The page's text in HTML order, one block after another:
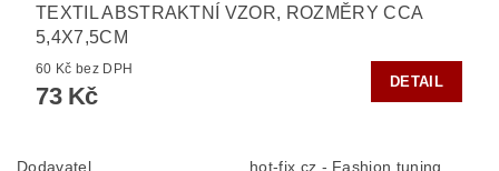
TEXTIL ABSTRAKTNÍ VZOR, ROZMĚRY CCA
5,4X7,5CM
60 Kč bez DPH
73 Kč
DETAIL
Dodavatel hot-fix.cz - Fashion tuning,